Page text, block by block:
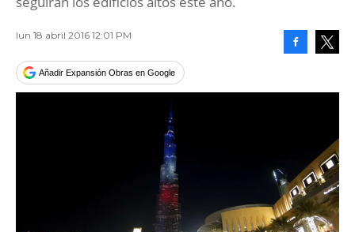
lun 18 abril 2016 12:01 PM
Añadir Expansión Obras en Google